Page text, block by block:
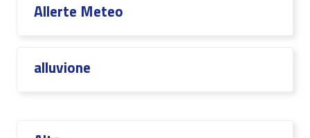
Allerte Meteo
alluvione